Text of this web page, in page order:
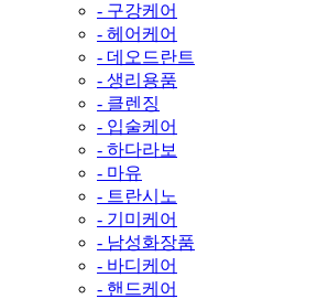
- 구강케어
- 헤어케어
- 데오드란트
- 생리용품
- 클렌징
- 입술케어
- 하다라보
- 마유
- 트란시노
- 기미케어
- 남성화장품
- 바디케어
- 핸드케어